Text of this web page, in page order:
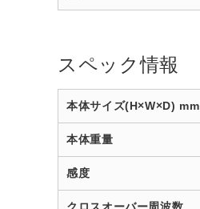
スペック情報
本体サイズ(H×W×D) mm
本体重量
感度